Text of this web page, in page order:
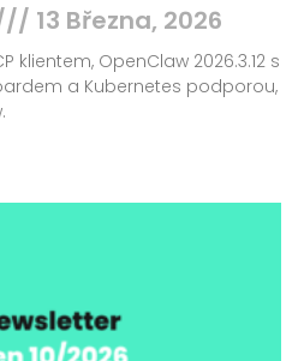
13 Března, 2026
klientem, OpenClaw 2026.3.12 s
a Kubernetes podporou,